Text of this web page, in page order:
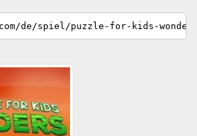
de/spiel/puzzle-for-kids-